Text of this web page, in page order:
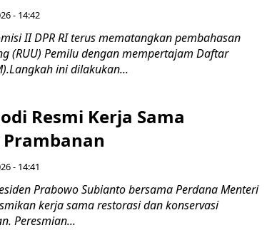
- 14:42
II DPR RI terus mematangkan pembahasan
(RUU) Pemilu dengan mempertajam Daftar
ini dilakukan...
Resmi Kerja Sama
Prambanan
- 14:41
Prabowo Subianto bersama Perdana Menteri
kerja sama restorasi dan konservasi
Peresmian...